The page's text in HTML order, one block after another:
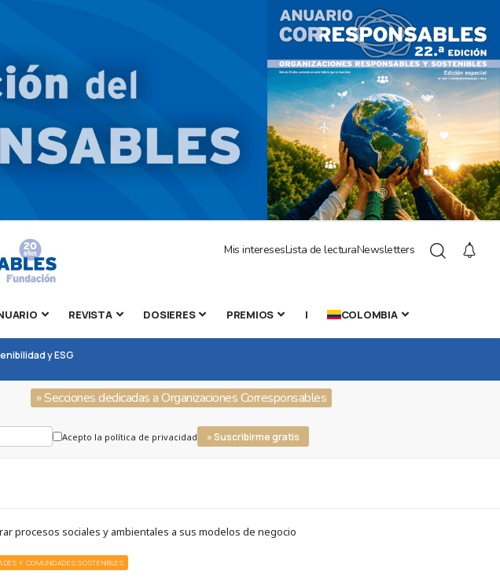
Mis interesesLista de lecturaNewsletters
REVISTA DOSIERES PREMIOS | COLOMBIA
y ESG
» Secciones dedicadas a Organizaciones Corresponsables
Acepto la política de privacidad » Suscribirme gratis
procesos sociales y ambientales a sus modelos de negocio
Y COMUNIDADES SOSTENIBLES